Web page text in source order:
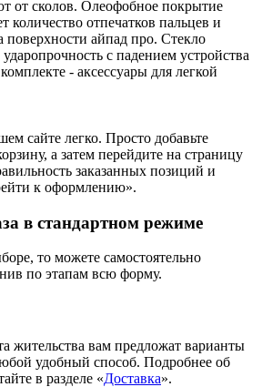
от сколов. Олеофобное покрытие
количество отпечатков пальцев и
поверхности айпад про. Стекло
с падением устройства
- аксессуары для легкой
сайте легко. Просто добавьте
а затем перейдите на страницу
заказанных позиций и
к оформлению».
в стандартном режиме
то можете самостоятельно
по этапам всю форму.
жительства вам предложат варианты
удобный способ. Подробнее об
в разделе «Доставка».